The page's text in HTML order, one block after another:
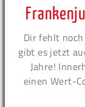
Dir fehlt
gibt es jetzt
Jahre!
einen Wert-